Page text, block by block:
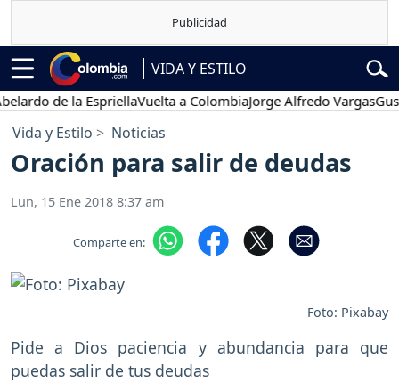
VIDA Y ESTILO
de la EspriellaVuelta a ColombiaJorge Alfredo VargasGustavo
Vida y Estilo Noticias
Oración para salir de deudas
Lun, 15 Ene 2018 8:37 am
Comparte en:
Foto: Pixabay
Pide a Dios paciencia y abundancia para que
puedas salir de tus deudas